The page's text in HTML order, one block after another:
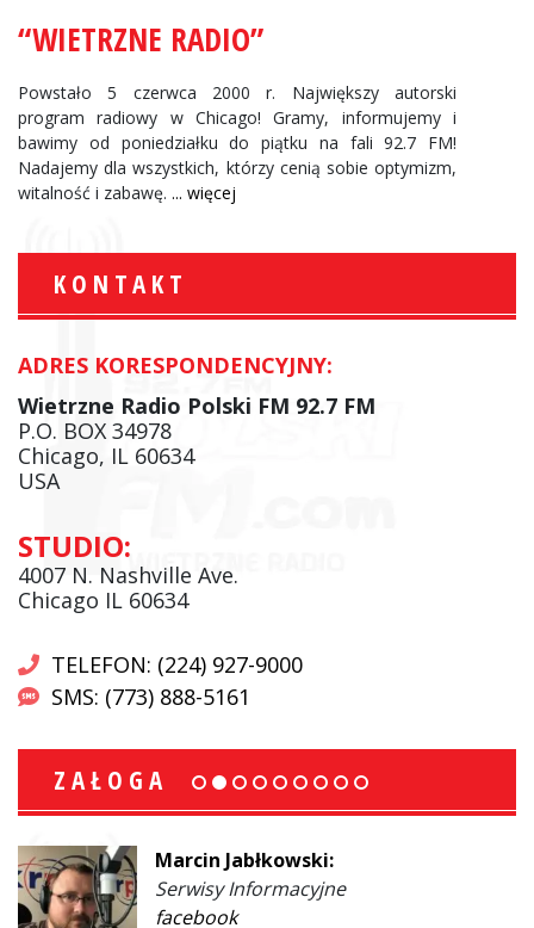
“WIETRZNE RADIO”
Powstało 5 czerwca 2000 r. Największy autorski
program radiowy w Chicago! Gramy, informujemy i
bawimy od poniedziałku do piątku na fali 92.7 FM!
Nadajemy dla wszystkich, którzy cenią sobie optymizm,
witalność i zabawę. ... więcej
KONTAKT
ADRES KORESPONDENCYJNY:
Wietrzne Radio Polski FM 92.7 FM
P.O. BOX 34978
Chicago, IL 60634
USA
STUDIO:
4007 N. Nashville Ave.
Chicago IL 60634
TELEFON: (224) 927-9000
SMS: (773) 888-5161
ZAŁOGA
Marcin Jabłkowski:
Serwisy Informacyjne
facebook